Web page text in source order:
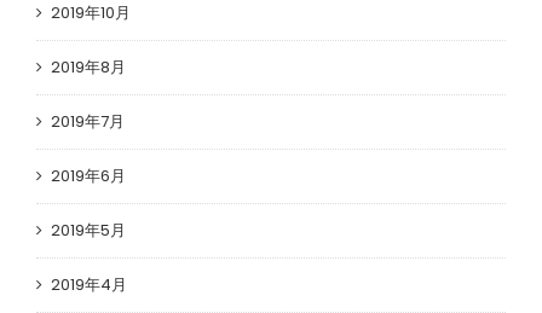
2019年10月
2019年8月
2019年7月
2019年6月
2019年5月
2019年4月